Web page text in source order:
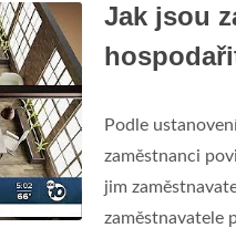
Jak jsou
Podle
zaměstnanci
jim
zaměstnavatele